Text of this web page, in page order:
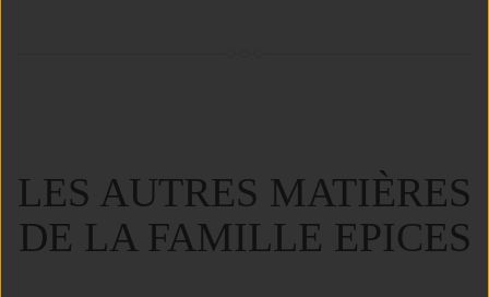
LES AUTRES MATIÈRES
DE LA FAMILLE EPICES